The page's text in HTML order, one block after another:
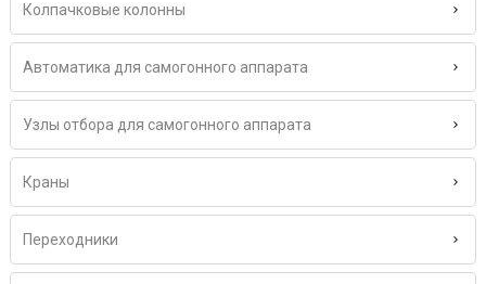
Колпачковые колонны
Автоматика для самогонного аппарата
Узлы отбора для самогонного аппарата
Краны
Переходники